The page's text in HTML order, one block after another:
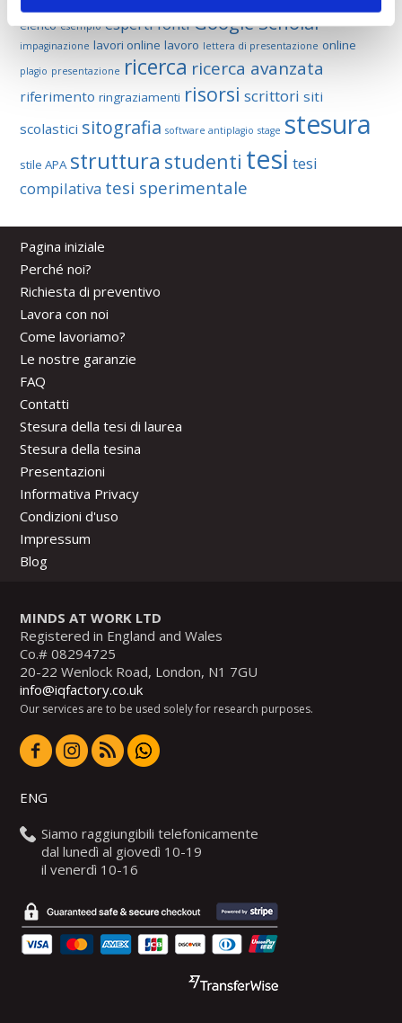
elenco esempio espertifontiGoogle Scholar
impaginazione lavori online lavoro lettera di presentazione online
plagio presentazione ricerca ricerca avanzata
riferimento ringraziamenti risorsi scrittori siti
scolastici sitografia software antiplagio stage stesura
stile APA struttura studenti tesi tesi
compilativa tesi sperimentale
Pagina iniziale
Perché noi?
Richiesta di preventivo
Lavora con noi
Come lavoriamo?
Le nostre garanzie
FAQ
Contatti
Stesura della tesi di laurea
Stesura della tesina
Presentazioni
Informativa Privacy
Condizioni d'uso
Impressum
Blog
MINDS AT WORK LTD
Registered in England and Wales
Co.# 08294725
20-22 Wenlock Road, London, N1 7GU
info@iqfactory.co.uk
Our services are to be used solely for research purposes.
ENG
Siamo raggiungibili telefonicamente
dal lunedì al giovedì 10-19
il venerdì 10-16